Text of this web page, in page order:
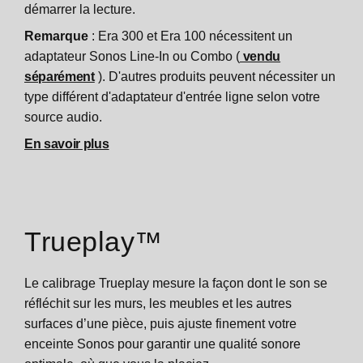
démarrer la lecture.
Remarque : Era 300 et Era 100 nécessitent un
adaptateur Sonos Line-In ou Combo ( vendu
séparément). D'autres produits peuvent nécessiter un
type différent d'adaptateur d'entrée ligne selon votre
source audio.
En savoir plus
Trueplay™
Le calibrage Trueplay mesure la façon dont le son se
réfléchit sur les murs, les meubles et les autres
surfaces d’une pièce, puis ajuste finement votre
enceinte Sonos pour garantir une qualité sonore